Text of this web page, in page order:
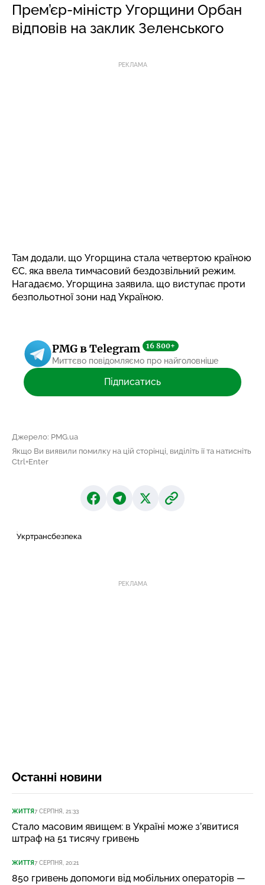
Прем’єр-міністр Угорщини Орбан
відповів на заклик Зеленського
РЕКЛАМА
Там додали, що Угорщина стала четвертою країною
ЄС, яка ввела тимчасовий бездозвільний режим.
Нагадаємо, Угорщина заявила, що виступає проти
безпольотної зони над Україною.
PMG в Telegram 16 800+
Миттєво повідомляємо про найголовніше
Підписатись
Джерело: PMG.ua
Якщо Ви виявили помилку на цій сторінці, виділіть її та натисніть
Ctrl+Enter
Укртрансбезпека
РЕКЛАМА
Останні новини
ЖИТТЯ7 СЕРПНЯ, 21:33
Стало масовим явищем: в Україні може з’явитися
штраф на 51 тисячу гривень
ЖИТТЯ7 СЕРПНЯ, 20:21
850 гривень допомоги від мобільних операторів —